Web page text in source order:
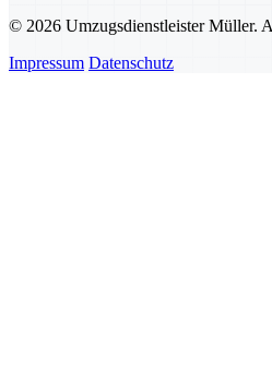
© 2026 Umzugsdienstleister Müller.
Impressum Datenschutz